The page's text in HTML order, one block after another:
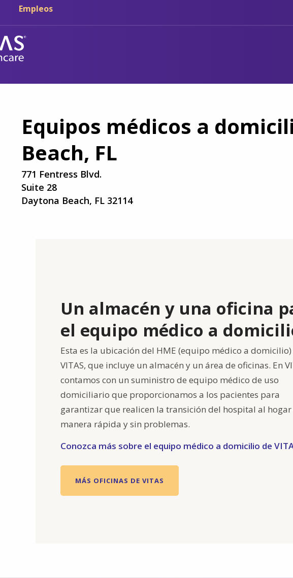
Ir al contenido principal
Ir a navegación
Empleos
Equipos médicos a
Beach, FL
771 Fentress Blvd.
Suite 28
Daytona Beach, FL 32114
Un almacén y una oficina
el equipo médico a
Esta es la ubicación del HME (equipo médico a domicilio)
VITAS, que incluye un almacén y un área de oficinas. En
contamos con un suministro de equipo médico de uso
domiciliario que proporcionamos a los pacientes para
garantizar que realicen la transición del hospital al hogar
manera rápida y sin problemas.
Conozca más sobre el equipo médico a domicilio de
MÁS OFICINAS DE VITAS